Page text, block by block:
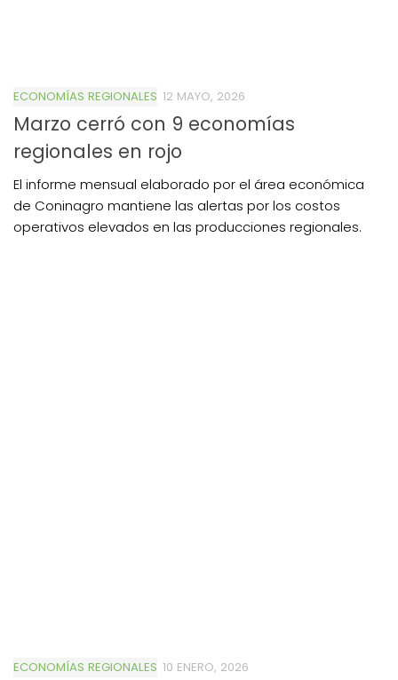
ECONOMÍAS REGIONALES 12 MAYO, 2026
Marzo cerró con 9 economías
regionales en rojo
El informe mensual elaborado por el área económica
de Coninagro mantiene las alertas por los costos
operativos elevados en las producciones regionales.
ECONOMÍAS REGIONALES 10 ENERO, 2026